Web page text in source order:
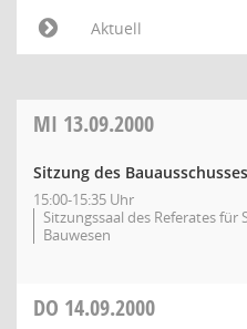
Aktuell
MI 13.09.2000
Sitzung des Bauausschusses
15:00-15:35 Uhr
Sitzungssaal des Referates
Bauwesen
DO 14.09.2000